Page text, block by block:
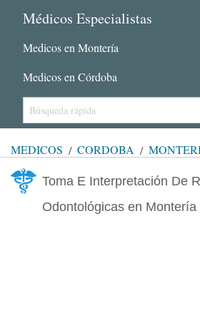
Médicos Especialistas
Medicos en Montería
Medicos en Córdoba
MÉDICOS CÓRDOBA
Toma E Interpretación De
Odontológicas en Montería